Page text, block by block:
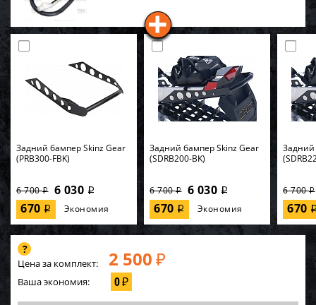
Задний бампер Skinz Gear
(PRB300-FBK)
6 700i 6 030 i
670 i Экономия
Задний бампер Skinz Gear
(SDRB200-BK)
6 700i 6 030 i
670 i Экономия
Задний
6 700i
670
Цена за комплект: 2 500 ₽
Ваша экономия: 0₽